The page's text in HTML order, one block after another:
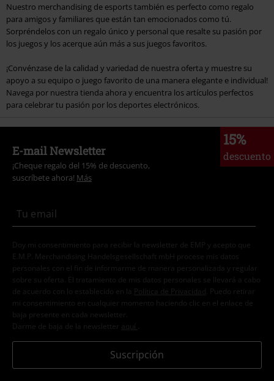
Nuestro merchandising de esports también es perfecto como regalo
para amigos y familiares que están tan emocionados como tú.
Sorpréndelos con un regalo único y personal que resalte su pasión por
los juegos y los acerque aún más a sus juegos favoritos.
¡Convénzase de la calidad y variedad de nuestra oferta y muestre su
apoyo a su equipo o juego favorito de una manera elegante e individual!
Navega por nuestra tienda ahora y encuentra los artículos perfectos
para celebrar tu pasión por los deportes electrónicos.
15%
descuento
E-mail Newsletter
¡Cheque regalo del 15% de descuento,
suscríbete ahora! Más
Doy mi consentimiento para recibir la newsletter de EMP y acepto que
E.M.P. Merchandising Handelsgesellschaft mbH procese mis datos
personales con el fin de informarme de manera personalizada y regular
sobre su oferta. El tratamiento de mis datos personales se llevará a cabo
de acuerdo con lo establecido en la
Política de Privacidad . Puedo retirar
mi consentimiento en cualquier momento haciendo clic en el enlace de
baja presente en cada newsletter.
Darme de baja de la newsletter
aquí
Suscripción